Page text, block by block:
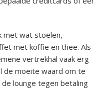
met wat stoelen,
met koffie en thee. Als
vertrekhal vaak erg
de moeite waard om te
lounge tegen betaling